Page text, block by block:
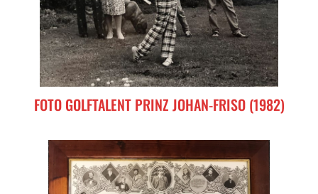
FOTO GOLFTALENT PRINZ JOHAN-FRISO (1982)